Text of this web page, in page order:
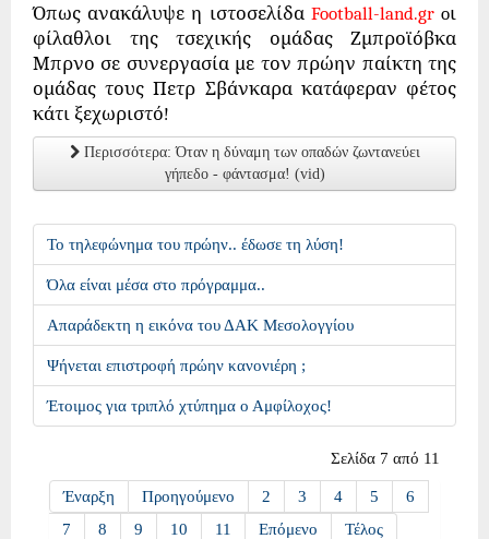
Όπως ανακάλυψε η ιστοσελίδα Football-land.groι
φίλαθλοι της τσεχικής ομάδας Ζμπροϊόβκα
Μπρνο σε συνεργασία με τον πρώην παίκτη της
ομάδας τους Πετρ Σβάνκαρα κατάφεραν φέτος
κάτι ξεχωριστό!
Περισσότερα: Όταν η δύναμη των οπαδών ζωντανεύει
γήπεδο - φάντασμα! (vid)
Το τηλεφώνημα του πρώην.. έδωσε τη λύση!
Όλα είναι μέσα στο πρόγραμμα..
Απαράδεκτη η εικόνα του ΔΑΚ Μεσολογγίου
Ψήνεται επιστροφή πρώην κανονιέρη ;
Έτοιμος για τριπλό χτύπημα ο Αμφίλοχος!
Σελίδα 7 από 11
Έναρξη Προηγούμενο 2 3 4 5
6
7
8 9 10 11 Επόμενο Τέλος